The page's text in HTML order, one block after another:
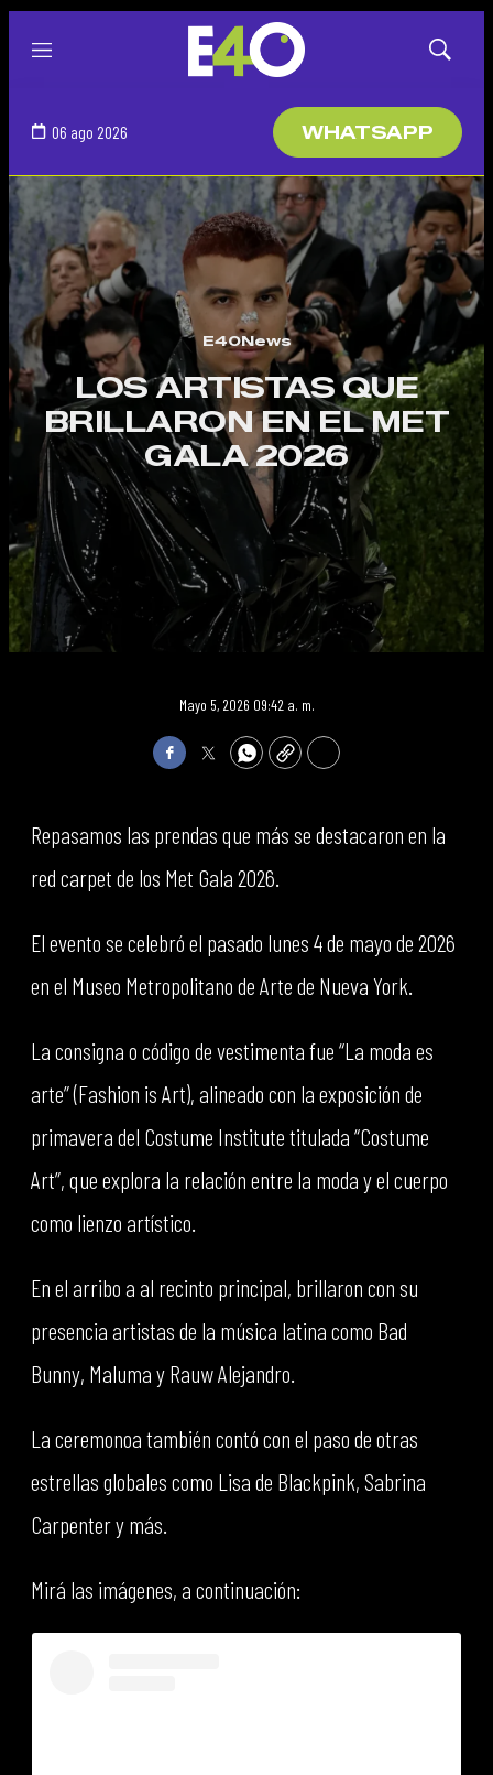
Menú
Mostrar
06 ago 2026 WHATSAPP
E40News
LOS ARTISTAS QUE
BRILLARON EN EL MET
GALA 2026
Mayo 5, 2026 09:42 a. m.
FacebookTwitterWhatsApp
Copy Print
Repasamos las prendas que más se destacaron en la
red carpet de los Met Gala 2026.
El evento se celebró el pasado lunes 4 de mayo de 2026
en el Museo Metropolitano de Arte de Nueva York.
La consigna o código de vestimenta fue “La moda es
arte” (Fashion is Art), alineado con la exposición de
primavera del Costume Institute titulada “Costume
Art”, que explora la relación entre la moda y el cuerpo
como lienzo artístico.
En el arribo a al recinto principal, brillaron con su
presencia artistas de la música latina como Bad
Bunny, Maluma y Rauw Alejandro.
La ceremonoa también contó con el paso de otras
estrellas globales como Lisa de Blackpink, Sabrina
Carpenter y más.
Mirá las imágenes, a continuación: